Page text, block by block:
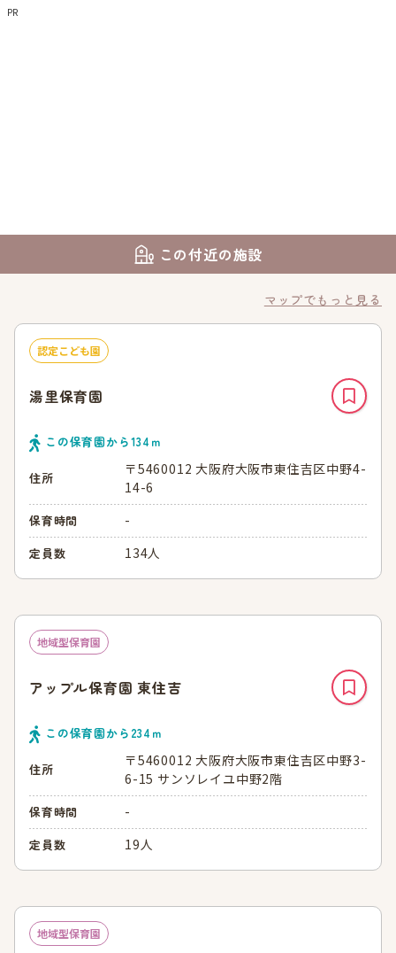
PR
この付近の施設
マップでもっと見る
認定こども園
湯里保育園
この保育園から134 ｍ
住所
〒5460012 大阪府大阪市東住吉区中野4-
14-6
保育時間 -
定員数 134人
地域型保育園
アップル保育園 東住吉
この保育園から 234 ｍ
住所
〒5460012 大阪府大阪市東住吉区中野3-
6-15 サンソレイユ中野2階
保育時間 -
定員数 19人
地域型保育園